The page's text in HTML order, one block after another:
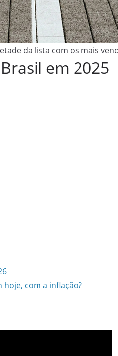
da lista com os mais
em 2025
com a inflação?